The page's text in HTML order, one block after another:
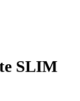
SLIM